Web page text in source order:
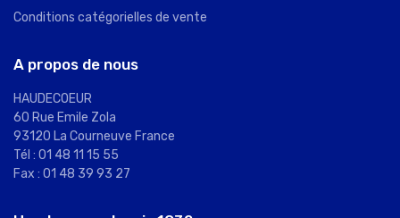
Conditions catégorielles de vente
A propos de nous
HAUDECOEUR
60 Rue Emile Zola
93120 La Courneuve France
Tél : 01 48 11 15 55
Fax : 01 48 39 93 27